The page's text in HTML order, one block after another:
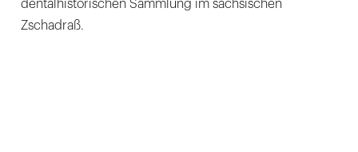
dentalhistorischen Sammlung im sächsischen
Zschadraß.